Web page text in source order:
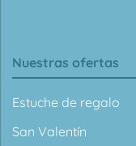
Nuestras ofertas
Estuche de regalo
San Valentín